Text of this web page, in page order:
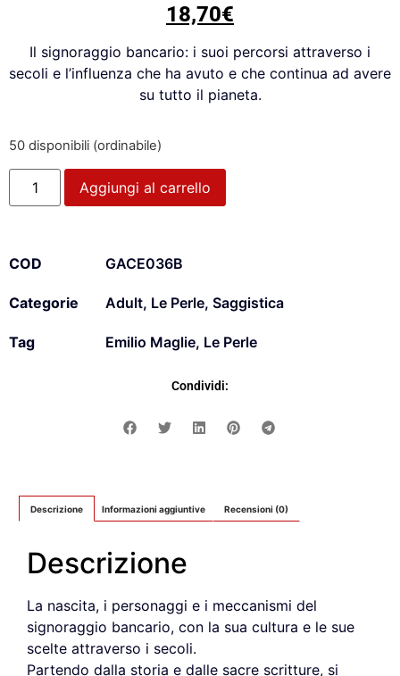
18,70€
Il signoraggio bancario: i suoi percorsi attraverso i
secoli e l’influenza che ha avuto e che continua ad avere
su tutto il pianeta.
50 disponibili (ordinabile)
Aggiungi al carrello
COD GACE036B
Categorie Adult, Le Perle, Saggistica
Tag Emilio Maglie, Le Perle
Condividi:
Descrizione Informazioni aggiuntive Recensioni (0)
Descrizione
La nascita, i personaggi e i meccanismi del
signoraggio bancario, con la sua cultura e le sue
scelte attraverso i secoli.
Partendo dalla storia e dalle sacre scritture, si